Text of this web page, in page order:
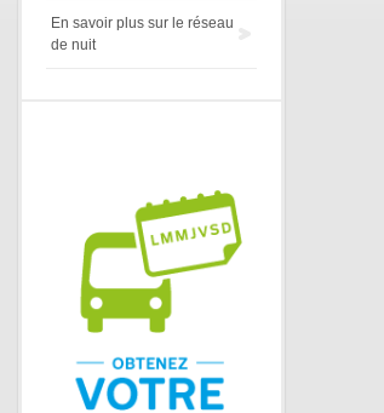
En savoir plus sur le réseau
de nuit